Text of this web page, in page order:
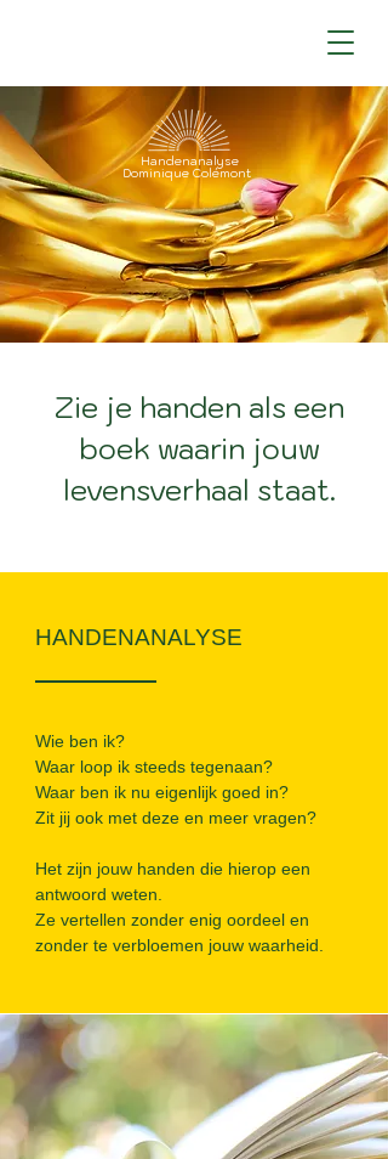
Handenanalyse
Dominique Colémont
Zie je handen als een
boek waarin jouw
levensverhaal staat.
HANDENANALYSE
Wie ben ik?
Waar loop ik steeds tegenaan?
Waar ben ik nu eigenlijk goed in?
Zit jij ook met deze en meer vragen?​
Het zijn jouw handen die hierop een
antwoord weten.
Ze vertellen zonder enig oordeel en
zonder te verbloemen jouw waarheid.